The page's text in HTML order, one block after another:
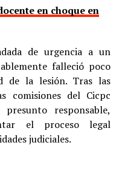
en choque en
de urgencia a un
falleció poco
de la lesión. Tras las
comisiones del Cicpc
responsable,
el proceso legal
judiciales.